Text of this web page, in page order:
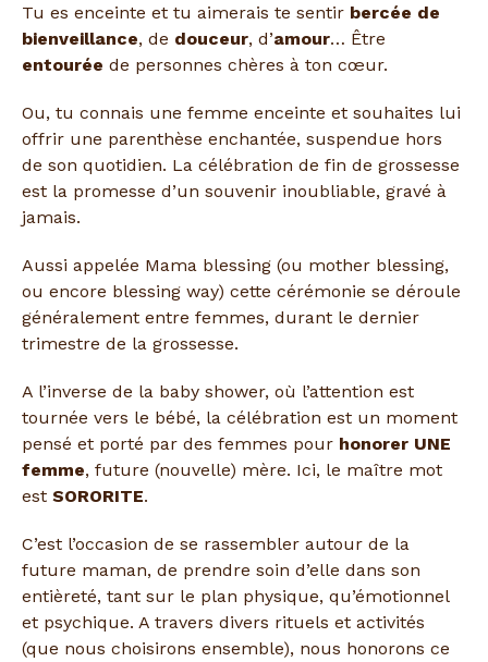
Tu es enceinte et tu aimerais te sentir bercée de
bienveillance, de douceur, d’amour… Être
entourée de personnes chères à ton cœur.
Ou, tu connais une femme enceinte et souhaites lui
offrir une parenthèse enchantée, suspendue hors
de son quotidien. La célébration de fin de grossesse
est la promesse d’un souvenir inoubliable, gravé à
jamais.
Aussi appelée Mama blessing (ou mother blessing,
ou encore blessing way) cette cérémonie se déroule
généralement entre femmes, durant le dernier
trimestre de la grossesse.
A l’inverse de la baby shower, où l’attention est
tournée vers le bébé, la célébration est un moment
pensé et porté par des femmes pour honorer UNE
femme, future (nouvelle) mère. Ici, le maître mot
est SORORITE.
C’est l’occasion de se rassembler autour de la
future maman, de prendre soin d’elle dans son
entièreté, tant sur le plan physique, qu’émotionnel
et psychique. A travers divers rituels et activités
(que nous choisirons ensemble), nous honorons ce